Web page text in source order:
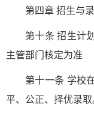
第四章 招生与
第十条 招生计
主管部门核定为准
第十一条 学校
平、公正、择优录取